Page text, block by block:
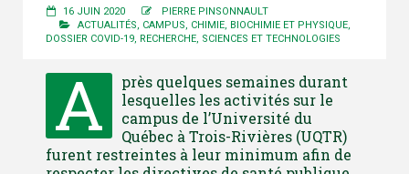
16 JUIN 2020
PIERRE PINSONNAULT
ACTUALITÉS
CAMPUS CHIMIE, BIOCHIMIE ET PHYSIQUE
DOSSIER COVID-19 RECHERCHE SCIENCES ET TECHNOLOGIES
A
près quelques semaines durant
lesquelles les activités sur le
campus de l’Université du
Québec à Trois-Rivières (UQTR)
furent restreintes à leur minimum afin de